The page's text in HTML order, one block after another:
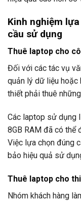
Kinh nghiệm
cầu sử dụng
Thuê laptop cho
Đối với các tác vụ
quản lý dữ liệu hoặc
thiết phải thuê
Các laptop sử dụng
8GB RAM đã có thể
Việc lựa chọn đúng
bảo hiệu quả sử
Thuê laptop cho
Nhóm khách hàng